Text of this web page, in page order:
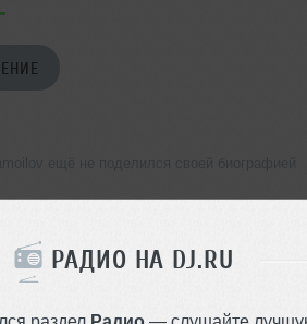
РАДИО НА DJ.RU
раздел Радио — слушайте